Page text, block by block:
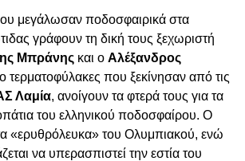
μεγάλωσαν ποδοσφαιρικά στα
γράφουν τη δική τους ξεχωριστή
Μπράνηςκαι ο Αλέξανδρος
τερματοφύλακες που ξεκίνησαν από τις
Λαμία, ανοίγουν τα φτερά τους για τα
του ελληνικού ποδοσφαίρου. Ο
«ερυθρόλευκα» του Ολυμπιακού, ενώ
να υπερασπιστεί την εστία του